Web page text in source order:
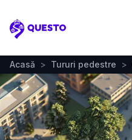
Questo
Acasă > Tururi pedestre >